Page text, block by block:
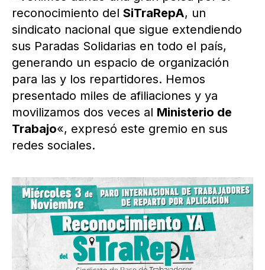
reconocimiento del SiTraRepA, un
sindicato nacional que sigue extendiendo
sus Paradas Solidarias en todo el país,
generando un espacio de organización
para las y los repartidores. Hemos
presentado miles de afiliaciones y ya
movilizamos dos veces al Ministerio de
Trabajo«, expresó este gremio en sus
redes sociales.